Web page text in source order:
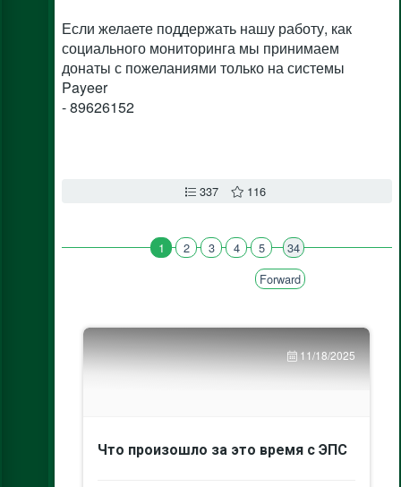
Если желаете поддержать нашу работу, как
социального мониторинга мы принимаем
донаты с пожеланиями только на системы
Payeer
- 89626152
337 116
1 2 3 4 5
34
Forward
11/18/2025
Что произошло за это время с ЭПС